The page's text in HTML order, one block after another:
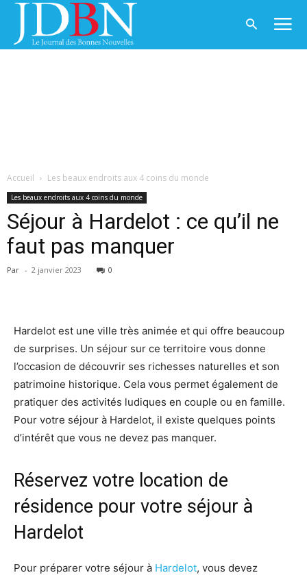
Accueil Les beaux endroits aux 4 coins du monde
Les beaux endroits aux 4 coins du monde
Séjour à Hardelot : ce qu’il ne
faut pas manquer
Par - 2 janvier 2023 0
Hardelot est une ville très animée et qui offre beaucoup
de surprises. Un séjour sur ce territoire vous donne
l’occasion de découvrir ses richesses naturelles et son
patrimoine historique. Cela vous permet également de
pratiquer des activités ludiques en couple ou en famille.
Pour votre séjour à Hardelot, il existe quelques points
d’intérêt que vous ne devez pas manquer.
Réservez votre location de
résidence pour votre séjour à
Hardelot
Pour préparer votre séjour à Hardelot, vous devez